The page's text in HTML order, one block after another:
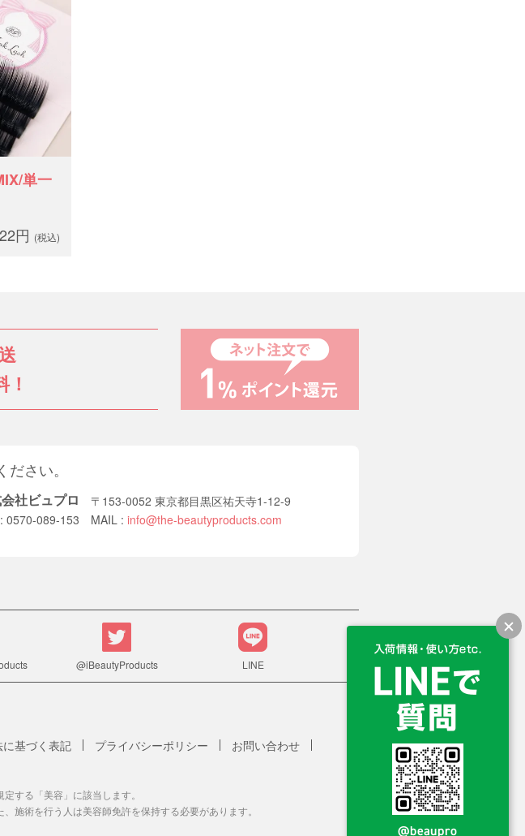
単一
円 (税込)
さい。
社ビュプロ
〒153-0052 東京都目黒区祐天寺1-12-9
0570-089-153
MAIL : info@the-beautyproducts.com
@iBeautyProducts LINE
基づく表記 プライバシーポリシー お問い合わせ
する「美容」に該当します。
施術を行う人は美容師免許を保持する必要があります。